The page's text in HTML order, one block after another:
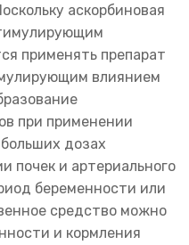
аскорбиновая
применять препарат
влиянием
при применении
дозах
почек и артериального
беременности или
средство можно
и кормления